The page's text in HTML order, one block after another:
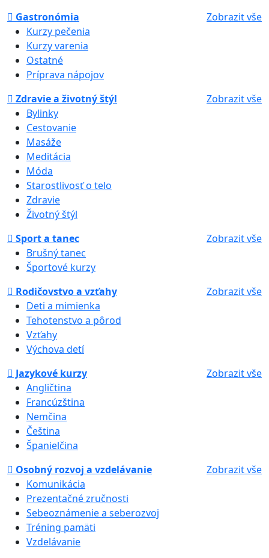
Gastronómia
Zobrazit vše
Kurzy pečenia
Kurzy varenia
Ostatné
Príprava nápojov
Zdravie a životný štýl
Zobrazit vše
Bylinky
Cestovanie
Masáže
Meditácia
Móda
Starostlivosť o telo
Zdravie
Životný štýl
Sport a tanec
Zobrazit vše
Brušný tanec
Športové kurzy
Rodičovstvo a vzťahy
Zobrazit vše
Deti a mimienka
Tehotenstvo a pôrod
Vzťahy
Výchova detí
Jazykové kurzy
Zobrazit vše
Angličtina
Francúzština
Nemčina
Čeština
Španielčina
Osobný rozvoj a vzdelávanie
Zobrazit vše
Komunikácia
Prezentačné zručnosti
Sebeoznámenie a seberozvoj
Tréning pamäti
Vzdelávanie